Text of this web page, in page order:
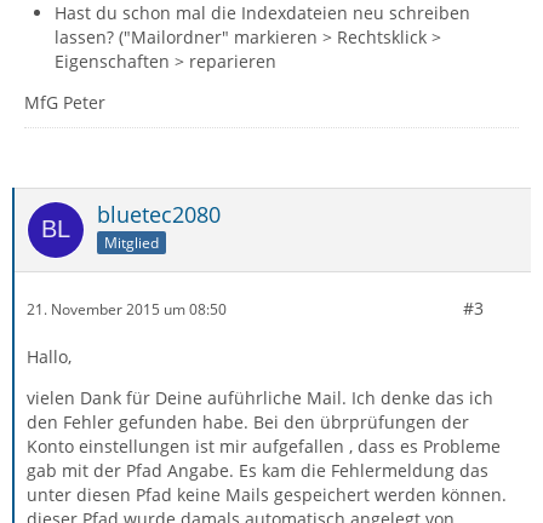
Hast du schon mal die Indexdateien neu schreiben
lassen? ("Mailordner" markieren > Rechtsklick >
Eigenschaften > reparieren
MfG Peter
bluetec2080
Mitglied
21. November 2015 um 08:50 #3
Hallo,
vielen Dank für Deine auführliche Mail. Ich denke das ich
den Fehler gefunden habe. Bei den übrprüfungen der
Konto einstellungen ist mir aufgefallen , dass es Probleme
gab mit der Pfad Angabe. Es kam die Fehlermeldung das
unter diesen Pfad keine Mails gespeichert werden können.